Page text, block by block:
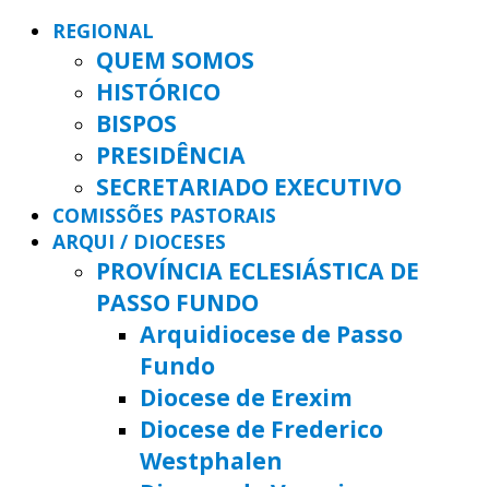
REGIONAL
QUEM SOMOS
HISTÓRICO
BISPOS
PRESIDÊNCIA
SECRETARIADO EXECUTIVO
COMISSÕES PASTORAIS
ARQUI / DIOCESES
PROVÍNCIA ECLESIÁSTICA DE
PASSO FUNDO
Arquidiocese de Passo
Fundo
Diocese de Erexim
Diocese de Frederico
Westphalen